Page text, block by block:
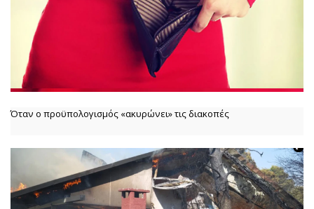
Όταν ο προϋπολογισμός «ακυρώνει» τις διακοπές